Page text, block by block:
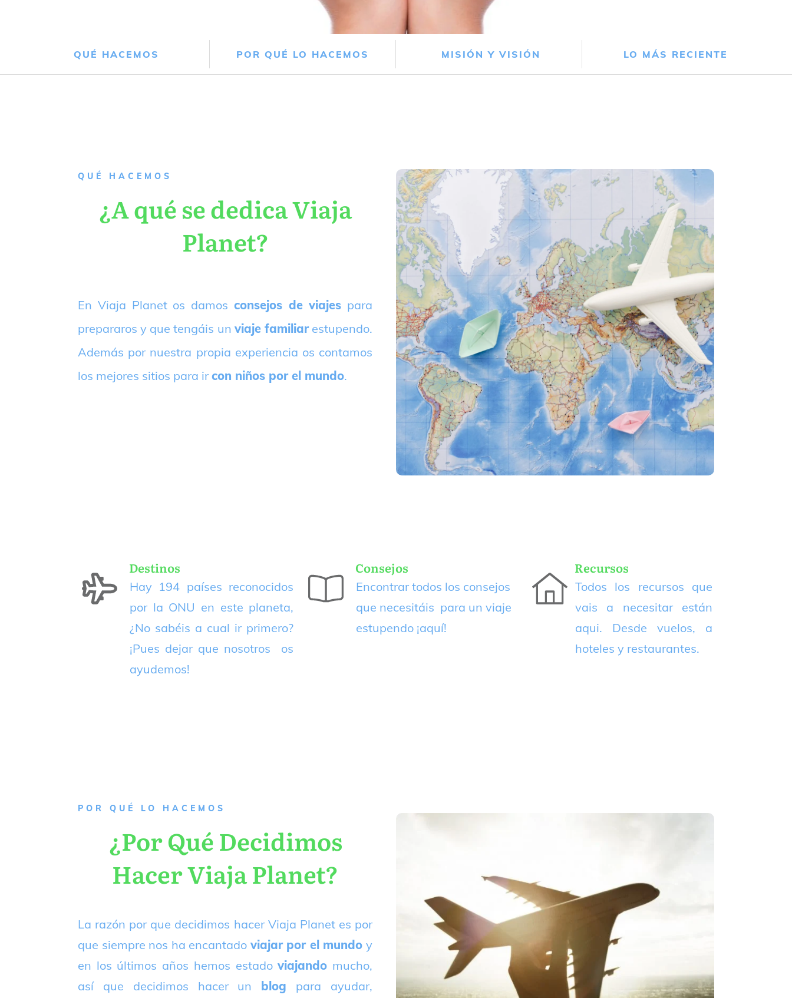
QUÉ HACEMOS POR QUÉ LO HACEMOS MISIÓN Y VISIÓN LO MÁS RECIENTE
QUÉ HACEMOS
¿A qué se dedica Viaja
Planet?
En Viaja Planet os damos consejos de viajes para
prepararos y que tengáis un viaje familiarestupendo.
Además por nuestra propia experiencia os contamos
los mejores sitios para ir con niños por el mundo.
Destinos
Hay 194 países reconocidos
por la ONU en este planeta,
¿No sabéis a cual ir primero?
¡Pues dejar que nosotros os
ayudemos!
Consejos
Encontrar todos los consejos
que necesitáis para un viaje
estupendo ¡aquí!
Recursos
Todos los recursos que
vais a necesitar están
aqui. Desde vuelos, a
hoteles y restaurantes.
P OR QUÉ LO HACEMOS
¿Por Qué Decidimos
Hacer Viaja Planet?
La razón por que decidimos hacer Viaja Planet es por
que siempre nos ha encantado viajar por el mundo y
en los últimos años hemos estadoviajando mucho,
así que decidimos hacer un blog para ayudar,